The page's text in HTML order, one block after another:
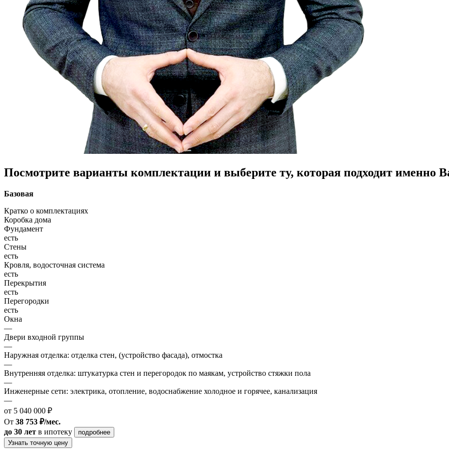
Посмотрите варианты комплектации и выберите ту, которая подходит именно
Базовая
Кратко о комплектациях
Коробка дома
Фундамент
есть
Стены
есть
Кровля, водосточная система
есть
Перекрытия
есть
Перегородки
есть
Окна
—
Двери входной группы
—
Наружная отделка: отделка стен, (устройство фасада), отмостка
—
Внутренняя отделка: штукатурка стен и перегородок по маякам, устройство стяжки пола
—
Инженерные сети: электрика, отопление, водоснабжение холодное и горячее, канализация
—
от 5 040 000 ₽
От 38 753 ₽/мес.
до 30 лет в ипотеку
подробнее
Узнать точную цену